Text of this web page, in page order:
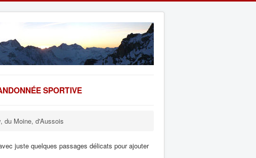
SPORTIVE
du Moine, d'Aussois
juste quelques passages délicats pour ajouter